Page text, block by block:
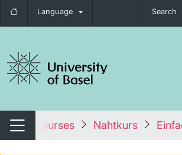
Language Search
navigation
Switch navigation
All courses Nahtkurs